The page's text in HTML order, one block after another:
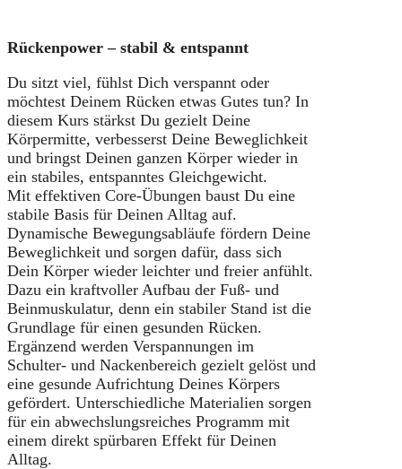
Rückenpower – stabil & entspannt
Du sitzt viel, fühlst Dich verspannt oder
möchtest Deinem Rücken etwas Gutes tun? In
diesem Kurs stärkst Du gezielt Deine
Körpermitte, verbesserst Deine Beweglichkeit
und bringst Deinen ganzen Körper wieder in
ein stabiles, entspanntes Gleichgewicht.
Mit effektiven Core-Übungen baust Du eine
stabile Basis für Deinen Alltag auf.
Dynamische Bewegungsabläufe fördern Deine
Beweglichkeit und sorgen dafür, dass sich
Dein Körper wieder leichter und freier anfühlt.
Dazu ein kraftvoller Aufbau der Fuß- und
Beinmuskulatur, denn ein stabiler Stand ist die
Grundlage für einen gesunden Rücken.
Ergänzend werden Verspannungen im
Schulter- und Nackenbereich gezielt gelöst und
eine gesunde Aufrichtung Deines Körpers
gefördert. Unterschiedliche Materialien sorgen
für ein abwechslungsreiches Programm mit
einem direkt spürbaren Effekt für Deinen
Alltag.